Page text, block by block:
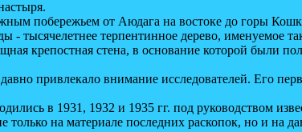
от Аюдага на востоке до горы
- тысячелетнее терпентинное дерево, именуемое
крепостная стена, в основание которой были
привлекало внимание исследователей. Его
в 1931, 1932 и 1935 гг. под руководством
на материале последних раскопок, но и на